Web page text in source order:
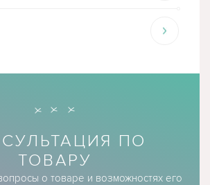
ПО
ТОВАРУ
о товаре и возможностях его